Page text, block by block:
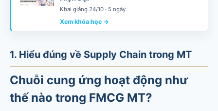
Khai giảng 24/10 · 5 ngày
Xem khóa học →
1. Hiểu đúng về Supply Chain trong MT
Chuỗi cung ứng hoạt động như
thế nào trong FMCG MT?